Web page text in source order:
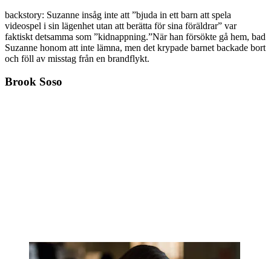
backstory: Suzanne insåg inte att ”bjuda in ett barn att spela
videospel i sin lägenhet utan att berätta för sina föräldrar” var
faktiskt detsamma som ”kidnappning.”När han försökte gå hem, bad
Suzanne honom att inte lämna, men det krypade barnet backade bort
och föll av misstag från en brandflykt.
Brook Soso